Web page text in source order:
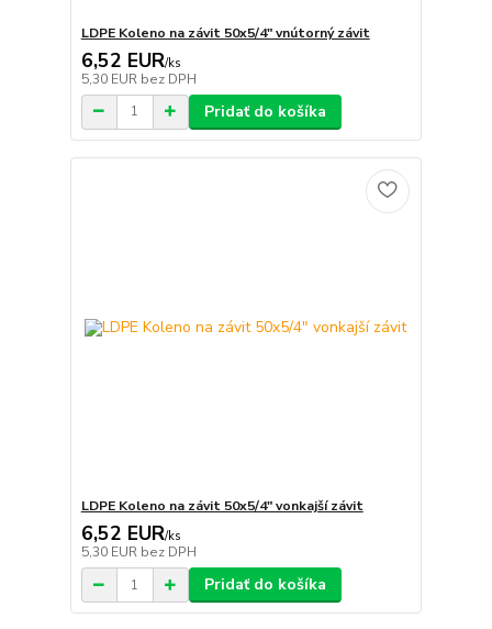
LDPE Koleno na závit 50x5/4" vnútorný závit
6,52 EUR/ks
5,30 EUR bez DPH
Pridať do košíka
LDPE Koleno na závit 50x5/4" vonkajší závit
6,52 EUR/ks
5,30 EUR bez DPH
Pridať do košíka